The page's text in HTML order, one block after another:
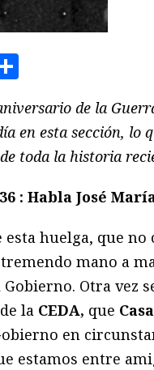
de la
en esta sección, lo
toda la historia
: Habla José
huelga, que no
mano a
Gobierno. Otra vez
la CEDA, que
en
estamos entre